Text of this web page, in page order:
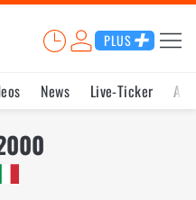
PLUS
News Live-Ticker